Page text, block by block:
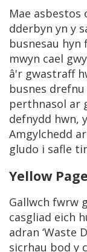
Mae asbestos
dderbyn yn y
busnesau hyn
mwyn cael
â'r gwastraff
busnes
perthnasol ar
defnydd hwn,
Amgylchedd
gludo i safle
Yellow
Gallwch fwrw
casgliad eich
adran ‘Waste
sicrhau bod y